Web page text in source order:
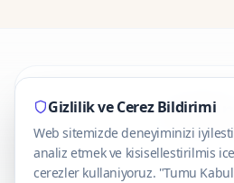
CaseOnn
© 2025 CaseOnn. Tüm
Gizlilik ve Cerez Bildirimi
Web sitemizde deneyiminizi
analiz etmek ve kisisellestirilmis
cerezler kullaniyoruz. "Tumu